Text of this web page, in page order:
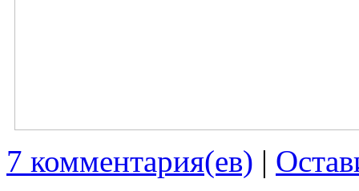
7 комментария(ев) |